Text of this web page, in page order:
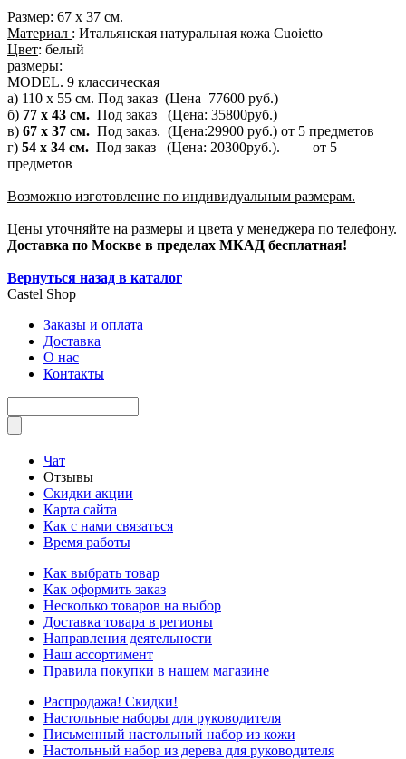
Размер: 67 x 37 см.
Материал : Итальянская натуральная кожа Cuoietto
Цвет: белый
размеры:
MODEL. 9 классическая
a) 110 x 55 см. Под заказ (Цена 77600 руб.)
б) 77 x 43 см. Под заказ (Цена: 35800руб.)
в) 67 x 37 см. Под заказ. (Цена:29900 руб.) от 5 предметов
г) 54 x 34 см. Под заказ
(Цена: 20300руб.). от 5
предметов
Возможно изготовление по индивидуальным размерам.
Цены уточняйте на размеры и цвета у менеджера по телефону.
Доставка по Москве в пределах МКАД бесплатная!
Вернуться назад в каталог
Castel Shop
Заказы и оплата
Доставка
О нас
Контакты
Чат
Отзывы
Скидки акции
Карта сайта
Как с нами связаться
Время работы
Как выбрать товар
Как оформить заказ
Несколько товаров на выбор
Доставка товара в регионы
Направления деятельности
Наш ассортимент
Правила покупки в нашем магазине
Распродажа! Скидки!
Настольные наборы для руководителя
Письменный настольный набор из кожи
Настольный набор из дерева для руководителя